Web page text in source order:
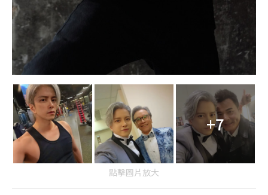
+7
點擊圖片放大